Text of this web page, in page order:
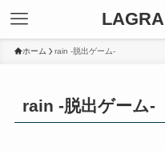
ホーム rain -脱出ゲーム-
rain -脱出ゲーム-